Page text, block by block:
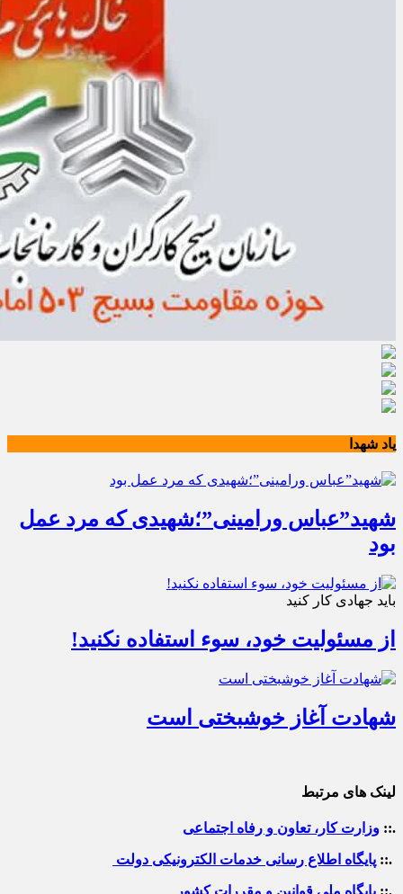
یاد شهدا
شهید”عباس ورامینی”؛شهیدی که مرد عمل
بود
باید جهادی کار کنید
از مسئولیت خود، سوء استفاده نکنید!
شهادت آغاز خوشبختی است
لینک های مرتبط
.:: وزارت کار، تعاون و رفاه اجتماعی
.:: پایگاه اطلاع رسانی خدمات الکترونیکی دولت